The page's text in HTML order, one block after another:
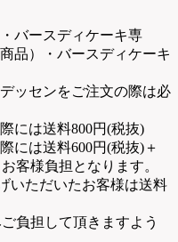
バースディケーキ専
品）・バースディケーキ
ッセンをご注文の際は必
には送料800円(税抜)
には送料600円(税抜)＋
客様負担となります。
いただいたお客様は送料
負担して頂きますよう